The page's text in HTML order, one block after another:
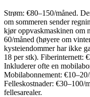
Strøm: €80–150/måned.
om sommeren sender
kjør oppvaskmaskinen om
60/måned (høyere om
kysteiendommer har ikke
18 per stk). Fiberinternett:
Inkluderer ofte en
Mobilabonnement:
Felleskostnader: €30–100/
fellesarealer.